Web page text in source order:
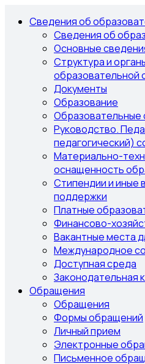
Сведения об
Сведения об
Основные
Структура и
образовательной
Документы
Образование
Образовательные
Руководство.
педагогический)
Материально-
оснащенность
Стипендии и иные
поддержки
Платные
Финансово-
Вакантные места
Международное
Доступная среда
Законодательная
Обращения
Обращения
Формы обращений
Личный прием
Электронные
Письменное